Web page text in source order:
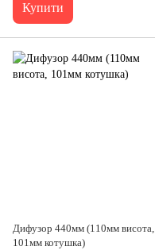
Купити
Дифузор 440мм (110мм висота,
101мм котушка)